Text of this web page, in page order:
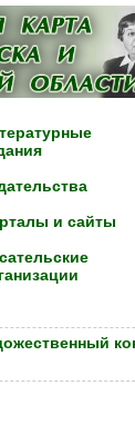
и сайты